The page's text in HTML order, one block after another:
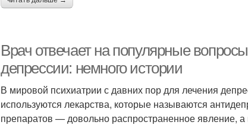
Врач отвечает на популярные
депрессии: немного истории
В мировой психиатрии с давних пор для лечения
используются лекарства, которые называются
препаратов — довольно распространенное явление,